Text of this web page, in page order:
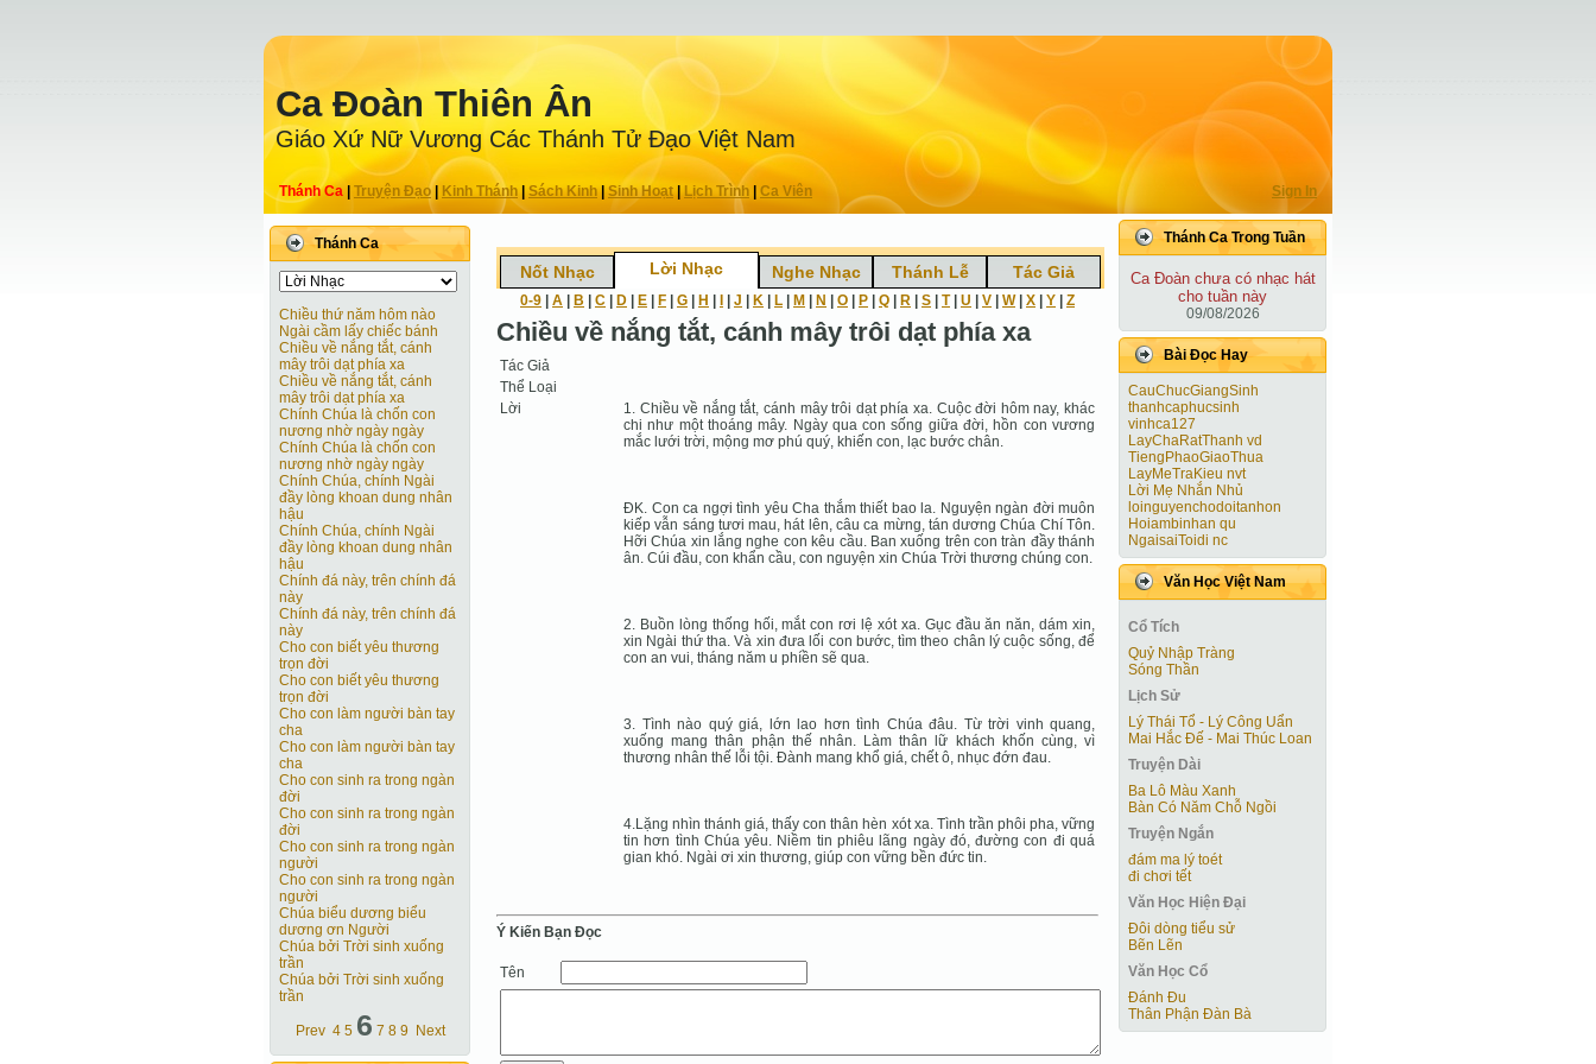
Ca Ðoàn Thiên Ân
Giáo Xứ Nữ Vương Các Thánh Tử Ðạo Việt Nam
Thánh Ca Truyện Ðạo| Kinh Thánh Sách Kinh|Sinh Hoạt| Lịch Trình Ca Viên Sign In
Thánh Ca
Chiều thứ năm hôm nào
Ngài cầm lấy chiếc bánh
Chiều về nắng tắt, cánh
mây trôi dạt phía xa
Chiều về nắng tắt, cánh
mây trôi dạt phía xa
Chính Chúa là chốn con
nương nhờ ngày ngày
Chính Chúa là chốn con
nương nhờ ngày ngày
Chính Chúa, chính Ngài
đầy lòng khoan dung nhân
hậu
Chính Chúa, chính Ngài
đầy lòng khoan dung nhân
hậu
Chính đá này, trên chính đá
này
Chính đá này, trên chính đá
này
Cho con biết yêu thương
trọn đời
Cho con biết yêu thương
trọn đời
Cho con làm người bàn tay
cha
Cho con làm người bàn tay
cha
Cho con sinh ra trong ngàn
đời
Cho con sinh ra trong ngàn
đời
Cho con sinh ra trong ngàn
người
Cho con sinh ra trong ngàn
người
Chúa biểu dương biểu
dương ơn Người
Chúa bởi Trời sinh xuống
trần
Chúa bởi Trời sinh xuống
trần
Prev 4 5 6 7 8 9 Next
Nốt Nhạc Lời Nhạc Nghe Nhạc Thánh Lễ Tác Giả
0-9 A B C D E F G H J K L M N O P Q R S T| U V W| X Y Z
Chiều về nắng tắt, cánh mây trôi dạt phía xa
Tác Giả
Thể Loại
Lời
1. Chiều về nắng tắt, cánh mây trôi dạt phía xa. Cuộc đời hôm nay, khác
chi như một thoáng mây. Ngày qua con sống giữa đời, hồn con vương
mắc lưới trời, mộng mơ phú quý, khiến con, lạc bước chân.
ĐK. Con ca ngợi tình yêu Cha thắm thiết bao la. Nguyện ngàn đời muôn
kiếp vẫn sáng tươi mau, hát lên, câu ca mừng, tán dương Chúa Chí Tôn.
Hỡi Chúa xin lắng nghe con kêu cầu. Ban xuống trên con tràn đầy thánh
ân. Cúi đầu, con khẩn cầu, con nguyện xin Chúa Trời thương chúng con.
2. Buồn lòng thống hối, mắt con rơi lệ xót xa. Gục đầu ăn năn, dám xin,
xin Ngài thứ tha. Và xin đưa lối con bước, tìm theo chân lý cuộc sống, để
con an vui, tháng năm u phíền sẽ qua.
3. Tình nào quý giá, lớn lao hơn tình Chúa đâu. Từ trời vinh quang,
xuống mang thân phận thế nhân. Làm thân lữ khách khốn cùng, vì
thương nhân thế lỗi tội. Đành mang khổ giá, chết ô, nhục đớn đau.
4.Lặng nhìn thánh giá, thấy con thân hèn xót xa. Tình trần phôi pha, vững
tin hơn tình Chúa yêu. Niềm tin phiêu lãng ngày đó, đường con đi quá
gian khó. Ngài ơi xin thương, giúp con vững bền đức tin.
Ý Kiến Bạn Ðọc
Tên
Thánh Ca Trong Tuần
Ca Ðoàn chưa có nhạc hát
cho tuần này
09/08/2026
Bài Ðọc Hay
CauChucGiangSinh
thanhcaphucsinh
vinhca127
LayChaRatThanh vd
TiengPhaoGiaoThua
LayMeTraKieu nvt
Lời Mẹ Nhắn Nhủ
loinguyenchodoitanhon
Hoiambinhan qu
NgaisaiToidi nc
Văn Học Việt Nam
Cổ Tích
Quỷ Nhập Tràng
Sóng Thần
Lịch Sử
Lý Thái Tổ - Lý Công Uẩn
Mai Hắc Đế - Mai Thúc Loan
Truyện Dài
Ba Lô Màu Xanh
Bàn Có Năm Chỗ Ngồi
Truyện Ngắn
đám ma lý toét
đi chơi tết
Văn Học Hiện Ðại
Đôi dòng tiểu sử
Bẽn Lẽn
Văn Học Cổ
Đánh Đu
Thân Phận Đàn Bà